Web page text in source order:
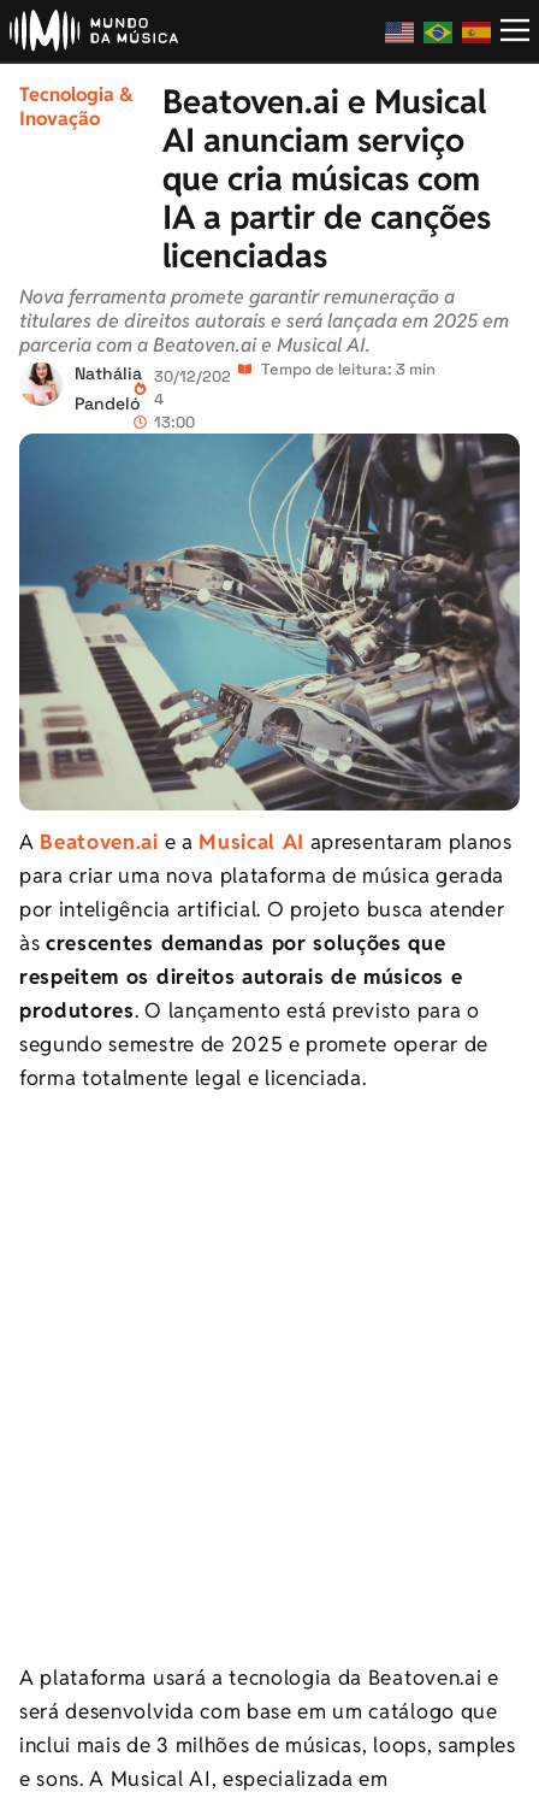
Tecnologia &
Inovação
Beatoven.ai e Musical
AI anunciam serviço
que cria músicas com
IA a partir de canções
licenciadas
Nova ferramenta promete garantir remuneração a
titulares de direitos autorais e será lançada em 2025 em
parceria com a Beatoven.ai e Musical AI.
Nathália
Pandeló
30/12/202
4
13:00
Tempo de leitura: 3 min
A Beatoven.ai e a Musical AI apresentaram planos
para criar uma nova plataforma de música gerada
por inteligência artificial. O projeto busca atender
àscrescentes demandas por soluções que
respeitem os direitos autorais de músicos e
produtores. O lançamento está previsto para o
segundo semestre de 2025 e promete operar de
forma totalmente legal e licenciada.
A plataforma usará a tecnologia da Beatoven.ai e
será desenvolvida com base em um catálogo que
inclui mais de 3 milhões de músicas, loops, samples
e sons. A Musical AI, especializada em